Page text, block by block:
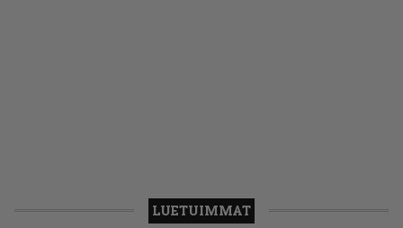
LUETUIMMAT